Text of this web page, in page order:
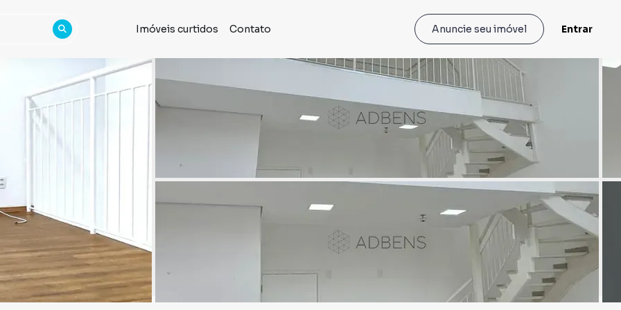
Imóveis curtidos Contato Anuncie seu imóvel Entrar